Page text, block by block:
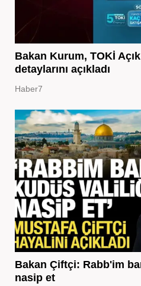
Bakan Kurum, TOKİ
detaylarını açıkladı
Haber7
Bakan Çiftçi: Rabb'im
nasip et